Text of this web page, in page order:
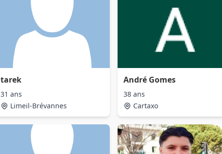
tarek
31 ans
Limeil-Brévannes
André Gomes
38 ans
Cartaxo